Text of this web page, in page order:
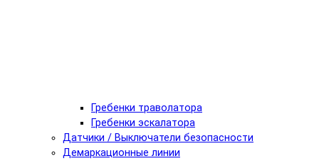
Гребенки траволатора
Гребенки эскалатора
Датчики / Выключатели безопасности
Демаркационные линии